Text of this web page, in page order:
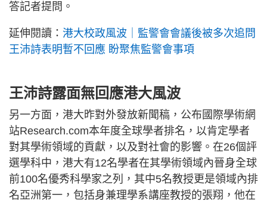
答記者提問。
延伸閱讀： 港大校政風波｜監警會會議後被多次追問
王沛詩表明暫不回應 盼聚焦監警會事項
王沛詩露面無回應港大風波
另一方面，港大昨對外發放新聞稿，公布國際學術網
站Research.com本年度全球學者排名，以肯定學者
對其學術領域的貢獻，以及對社會的影響。在26個評
選學科中，港大有12名學者在其學術領域內晉身全球
前100名優秀科學家之列，其中5名教授更是領域內排
名亞洲第一，包括身兼理學系講座教授的張翔，他在